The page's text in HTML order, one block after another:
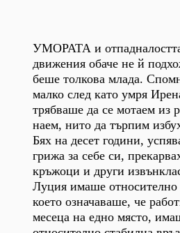
УМОРАТА и
движения обаче не й
беше толкова млада.
малко след като умря
трябваше да се мотаем из
наем, нито да търпим
Бях на десет години,
грижа за себе си,
кръжоци и други
Луция имаше относително
което означаваше, че
месеца на едно място,